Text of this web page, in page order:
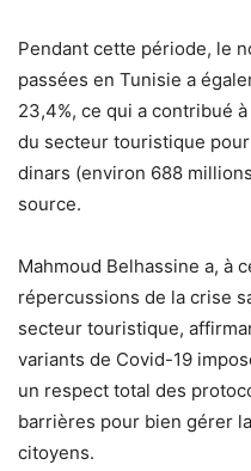
Pendant cette période, le
passées en Tunisie a
23,4%, ce qui a contribué
du secteur touristique pour
dinars (environ 688
source.
Mahmoud Belhassine a, à
répercussions de la crise
secteur touristique,
variants de Covid-19
un respect total des
barrières pour bien gérer
citoyens.